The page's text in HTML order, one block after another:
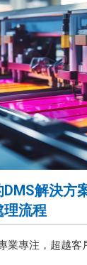
解決方
理流程
業專注，超越客